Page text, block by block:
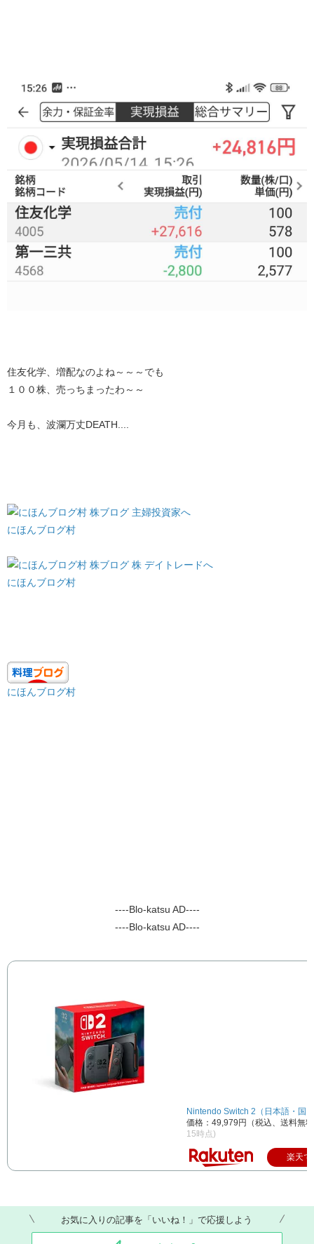
住友化学、増配なのよね～～～でも
１００株、売っちまったわ～～
今月も、波瀾万丈DEATH....
にほんブログ村
にほんブログ村
にほんブログ村
----Blo-katsu AD----
----Blo-katsu AD----
Nintendo Switch 2（日本語・国
価格：49,979円（税込、送料無
15時点)
楽天で
お気に入りの記事を「いいね！」で応援しよう